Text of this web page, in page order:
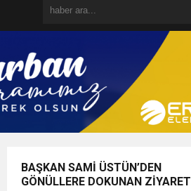
BAŞKAN SAMİ ÜSTÜN’DEN
GÖNÜLLERE DOKUNAN ZİYARET